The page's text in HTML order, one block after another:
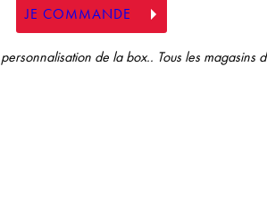
JE COMMANDE
de la box.. Tous les magasins